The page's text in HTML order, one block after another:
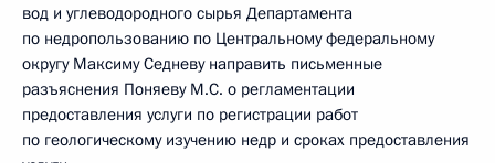
вод и углеводородного сырья Департамента
по недропользованию по Центральному федеральному
округу Максиму Седневу направить письменные
разъяснения Поняеву М.С. о регламентации
предоставления услуги по регистрации работ
по геологическому изучению недр и сроках предоставления